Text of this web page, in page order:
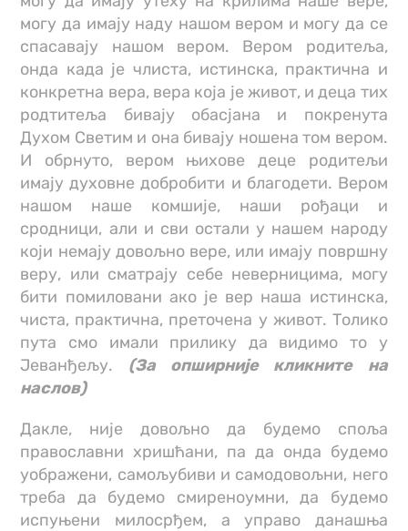
могу да имају наду нашом вером и могу да се
спасавају нашом вером. Вером родитеља,
онда када је члиста, истинска, практична и
конкретна вера, вера која је живот, и деца тих
родтитеља бивају обасјана и покренута
Духом Светим и она бивају ношена том вером.
И обрнуто, вером њихове деце родитељи
имају духовне добробити и благодети. Вером
нашом наше комшије, наши рођаци и
сродници, али и сви остали у нашем народу
који немају довољно вере, или имају површну
веру, или сматрају себе неверницима, могу
бити помиловани ако је вер наша истинска,
чиста, практична, преточена у живот. Толико
пута смо имали прилику да видимо то у
Јеванђељу. (За опширније кликните на
наслов)
Дакле, није довољно да будемо споља
православни хришћани, па да онда будемо
уображени, самољубиви и самодовољни, него
треба да будемо смиреноумни, да будемо
испуњени милосрђем, а управо данашња